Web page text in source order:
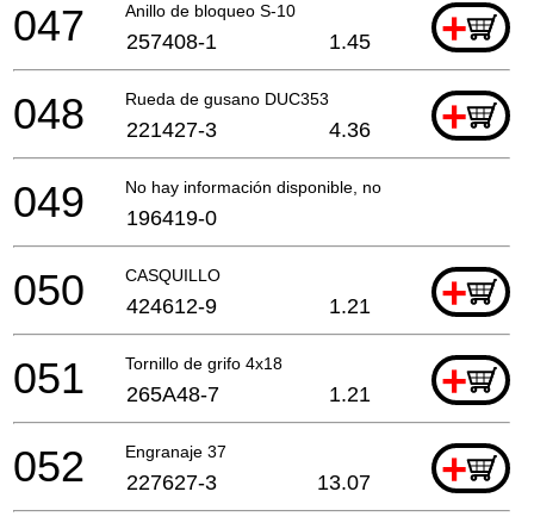
Anillo de bloqueo S-10 +
047 257408-1 1.45
Rueda de gusano DUC353 +
048 221427-3 4.36
No hay información disponible, no se puede pedir
049 196419-0
CASQUILLO +
050 424612-9 1.21
Tornillo de grifo 4x18 +
051 265A48-7 1.21
Engranaje 37 +
052 227627-3 13.07